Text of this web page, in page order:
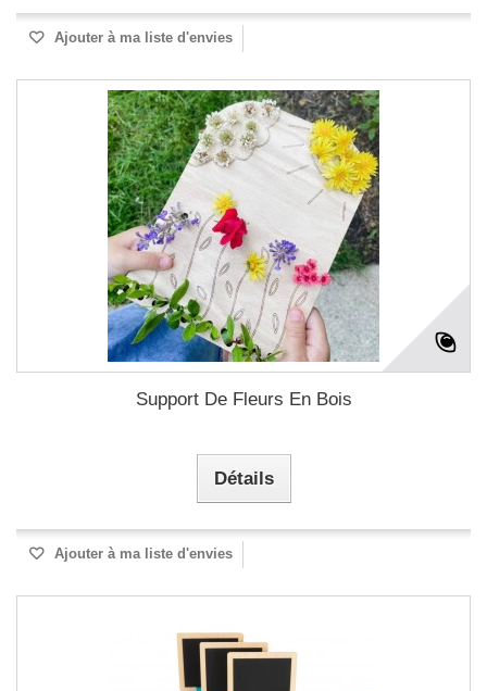
Ajouter à ma liste d'envies
Support De Fleurs En Bois
Détails
Ajouter à ma liste d'envies